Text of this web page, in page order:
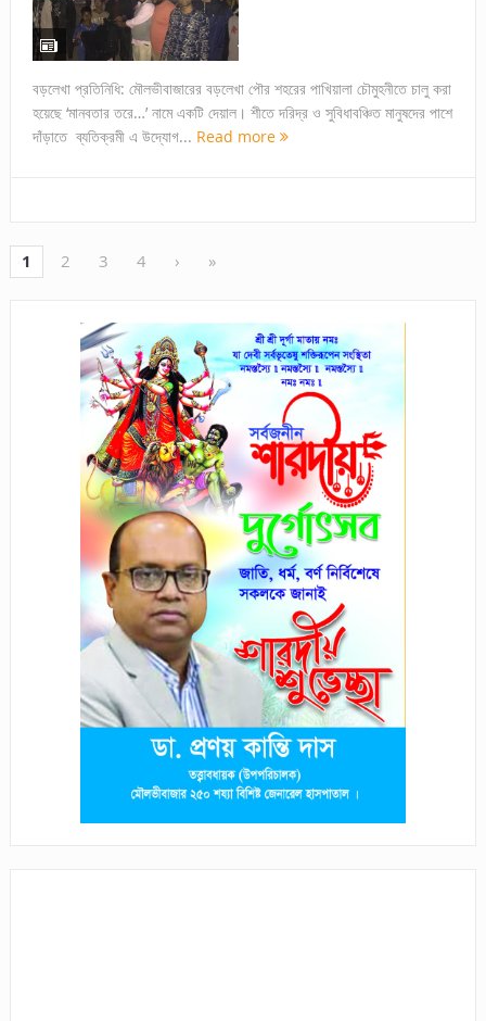
বড়লেখা প্রতিনিধি: মৌলভীবাজারের বড়লেখা পৌর শহরের পাখিয়ালা চৌমুহনীতে চালু করা
হয়েছে ‘মানবতার তরে…’ নামে একটি দেয়াল। শীতে দরিদ্র ও সুবিধাবঞ্চিত মানুষদের পাশে
দাঁড়াতে ব্যতিক্রমী এ উদ্যোগ... Read more
1 2 3 4 › »